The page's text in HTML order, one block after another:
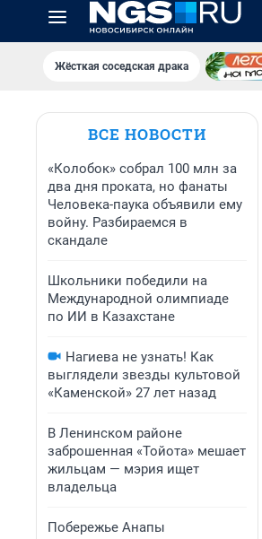
Жёсткая соседская драка
ВСЕ НОВОСТИ
«Колобок» собрал 100 млн за
два дня проката, но фанаты
Человека-паука объявили ему
войну. Разбираемся в
скандале
Школьники победили на
Международной олимпиаде
по ИИ в Казахстане
Нагиева не узнать! Как
выглядели звезды культовой
«Каменской» 27 лет назад
В Ленинском районе
заброшенная «Тойота» мешает
жильцам — мэрия ищет
владельца
Побережье Анапы